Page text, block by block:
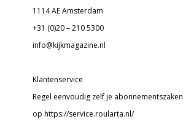
1114 AE Amsterdam
+31 (0)20 – 210 5300
info@kijkmagazine.nl
Klantenservice
Regel eenvoudig zelf je abonnementszaken
op https://service.roularta.nl/